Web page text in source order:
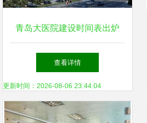
青岛大医院建设时间表出炉
市南、李沧、崂山同步推进，
市民就医将迎来新篇章
查看详情
更新时间：2026-08-06 23:44:04